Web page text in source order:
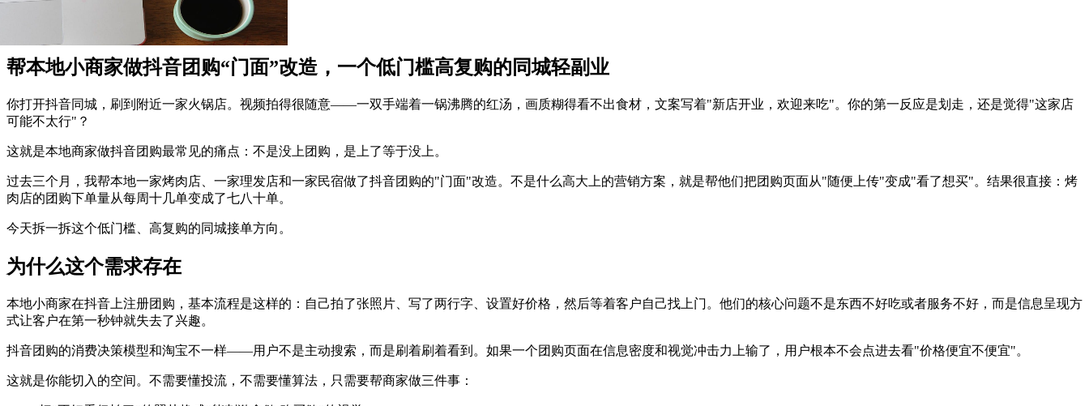
帮本地小商家做抖音团购“门面”改造，一个低门槛高复购的同城轻副业
你打开抖音同城，刷到附近一家火锅店。视频拍得很随意——一双手端着一锅沸腾的红汤，画质糊得看不出食材，文案写着"新店开业，欢迎来吃"。你的第一反应是划走，还是觉得"这家店
可能不太行"？
这就是本地商家做抖音团购最常见的痛点：不是没上团购，是上了等于没上。
过去三个月，我帮本地一家烤肉店、一家理发店和一家民宿做了抖音团购的"门面"改造。不是什么高大上的营销方案，就是帮他们把团购页面从"随便上传"变成"看了想买"。结果很直接：烤
肉店的团购下单量从每周十几单变成了七八十单。
今天拆一拆这个低门槛、高复购的同城接单方向。
为什么这个需求存在
本地小商家在抖音上注册团购，基本流程是这样的：自己拍了张照片、写了两行字、设置好价格，然后等着客户自己找上门。他们的核心问题不是东西不好吃或者服务不好，而是信息呈现方
式让客户在第一秒钟就失去了兴趣。
抖音团购的消费决策模型和淘宝不一样——用户不是主动搜索，而是刷着刷着看到。如果一个团购页面在信息密度和视觉冲击力上输了，用户根本不会点进去看"价格便宜不便宜"。
这就是你能切入的空间。不需要懂投流，不需要懂算法，只需要帮商家做三件事：